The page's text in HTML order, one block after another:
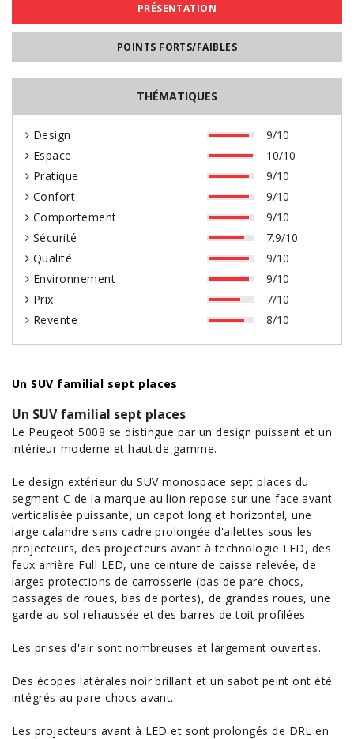
PRÉSENTATION
POINTS FORTS/FAIBLES
THÉMATIQUES
Design
9/10
Espace
10/10
Pratique
9/10
Confort
9/10
Comportement
9/10
Sécurité
7.9/10
Qualité
9/10
Environnement
9/10
Prix
7/10
Revente
8/10
Un SUV familial sept places
Un SUV familial sept places
Le Peugeot 5008 se distingue par un design puissant et un
intérieur moderne et haut de gamme.
Le design extérieur du SUV monospace sept places du
segment C de la marque au lion repose sur une face avant
verticalisée puissante, un capot long et horizontal, une
large calandre sans cadre prolongée d'ailettes sous les
projecteurs, des projecteurs avant à technologie LED, des
feux arrière Full LED, une ceinture de caisse relevée, de
larges protections de carrosserie (bas de pare-chocs,
passages de roues, bas de portes), de grandes roues, une
garde au sol rehaussée et des barres de toit profilées.
Les prises d'air sont nombreuses et largement ouvertes.
Des écopes latérales noir brillant et un sabot peint ont été
intégrés au pare-chocs avant.
Les projecteurs avant à LED et sont prolongés de DRL en